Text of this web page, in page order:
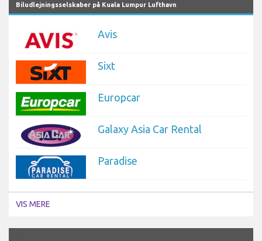
Biludlejningsselskaber på Kuala Lumpur Lufthavn
Avis
Sixt
Europcar
Galaxy Asia Car Rental
Paradise
VIS MERE